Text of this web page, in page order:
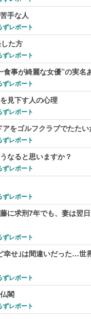
手な人
ずレポート
た方
ずレポート
食事が綺麗な女優”の実名
ずレポート
見下す人の心理
ずレポート
アをゴルフクラブでたた
ずレポート
なると思いますか？
ずレポート
ずレポート
に求刑7年でも、妻は翌
ずレポート
幸せ｣は間違いだった…世
ずレポート
閣
ずレポート